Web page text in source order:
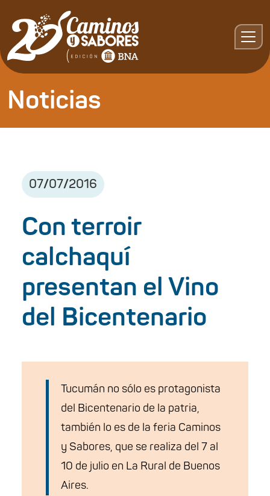
Noticias
07/07/2016
Con terroir
calchaquí
presentan el Vino
del Bicentenario
Tucumán no sólo es protagonista
del Bicentenario de la patria,
también lo es de la feria Caminos
y Sabores, que se realiza del 7 al
10 de julio en La Rural de Buenos
Aires.